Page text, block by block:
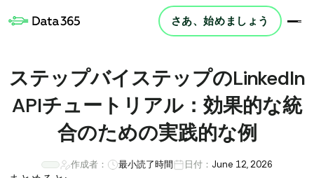
さあ、始めましょう
ステップバイステップのLinkedIn
APIチュートリアル：効果的な統
合のための実践的な例
作成者： 最小読了時間 日付： June 12, 2026